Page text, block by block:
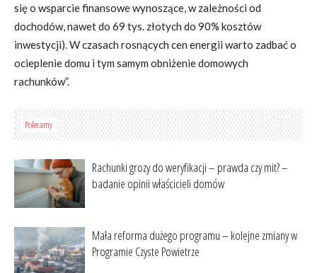
się o wsparcie finansowe wynoszące, w zależności od
dochodów, nawet do 69 tys. złotych do 90% kosztów
inwestycji). W czasach rosnących cen energii warto zadbać o
ocieplenie domu i tym samym obniżenie domowych
rachunków”.
Polecamy
Rachunki grozy do weryfikacji – prawda czy mit? –
badanie opinii właścicieli domów
Mała reforma dużego programu – kolejne zmiany w
Programie Czyste Powietrze